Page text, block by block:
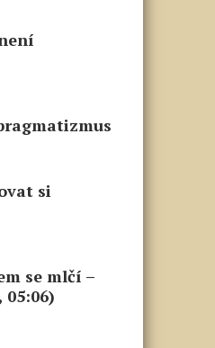
si
se mlčí –
05:06)